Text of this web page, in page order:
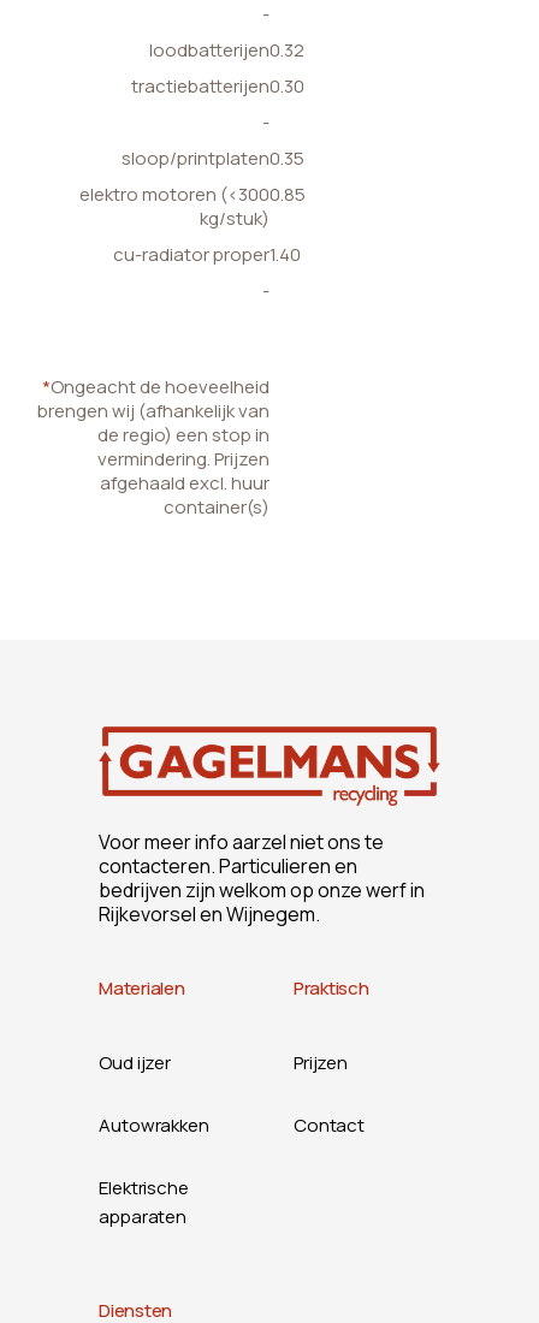
-
loodbatterijen0.32
tractiebatterijen0.30
-
sloop/printplaten0.35
elektro motoren (<300
kg/stuk)
0.85
cu-radiator proper1.40
-
*Ongeacht de hoeveelheid
brengen wij (afhankelijk van
de regio) een stop in
vermindering. Prijzen
afgehaald excl. huur
container(s)
Voor meer info aarzel niet ons te
contacteren. Particulieren en
bedrijven zijn welkom op onze werf in
Rijkevorsel en Wijnegem.
Materialen
Oud ijzer
Autowrakken
Elektrische
apparaten
Praktisch
Prijzen
Contact
Diensten